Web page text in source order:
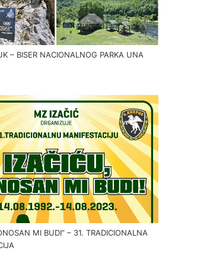
– BISER NACIONALNOG PARKA UNA
MI BUDI” – 31. TRADICIONALNA